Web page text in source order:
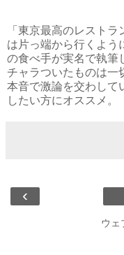
「東京最高のレスト
は片っ端から行くよう
の食べ手が実名で執筆
チャラついたものは一
本音で激論を交わして
したい方にオススメ。
‹
ウェ